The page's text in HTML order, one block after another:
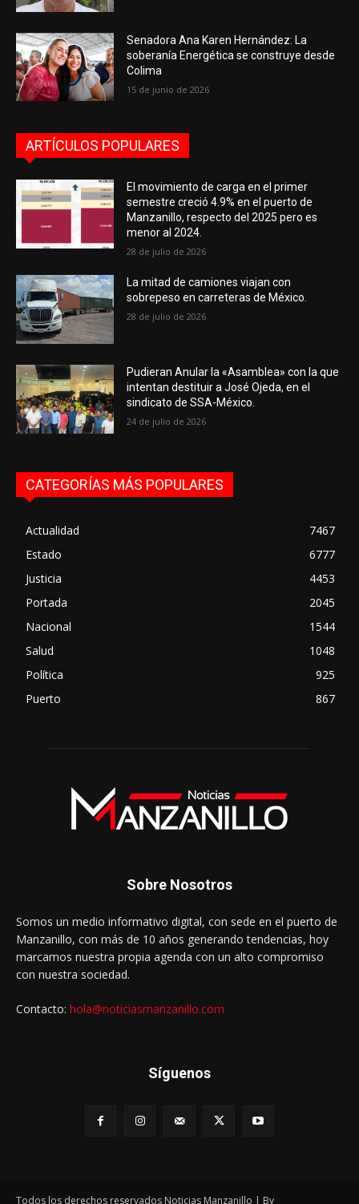
Senadora Ana Karen Hernández: La
soberanía Energética se construye desde
Colima
15 de junio de 2026
ARTÍCULOS POPULARES
El movimiento de carga en el primer
semestre creció 4.9% en el puerto de
Manzanillo, respecto del 2025 pero es
menor al 2024.
28 de julio de 2026
La mitad de camiones viajan con
sobrepeso en carreteras de México.
28 de julio de 2026
Pudieran Anular la «Asamblea» con la que
intentan destituir a José Ojeda, en el
sindicato de SSA-México.
24 de julio de 2026
CATEGORÍAS MÁS POPULARES
Actualidad
7467
Estado
6777
Justicia
4453
Portada
2045
Nacional
1544
Salud
1048
Política
925
Puerto
867
Sobre Nosotros
Somos un medio informativo digital, con sede en el puerto de
Manzanillo, con más de 10 años generando tendencias, hoy
marcamos nuestra propia agenda con un alto compromiso
con nuestra sociedad.
Contacto: hola@noticiasmanzanillo.com
Síguenos
Todos los derechos reservados Noticias Manzanillo | By